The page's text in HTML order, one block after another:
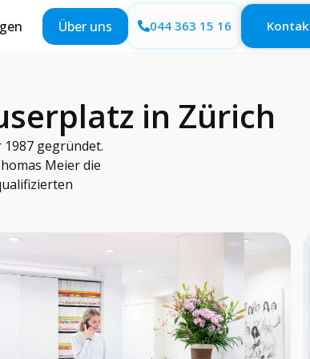
Über uns 044 363 15 16
in Zürich
gegründet.
Meier die